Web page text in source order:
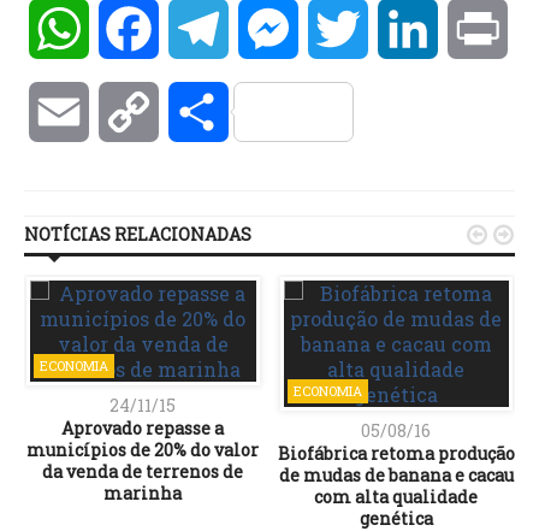
WhatsAppFacebookTelegramMessengerTwitter LinkedIn
Email Copy Compartilhar
NOTÍCIAS RELACIONADAS
ECONOMIA
24/11/15
Aprovado repasse a
municípios de 20% do valor
da venda de terrenos de
marinha
ECONOMIA
05/08/16
Biofábrica retoma produção
de mudas de banana e cacau
com alta qualidade
genética
 